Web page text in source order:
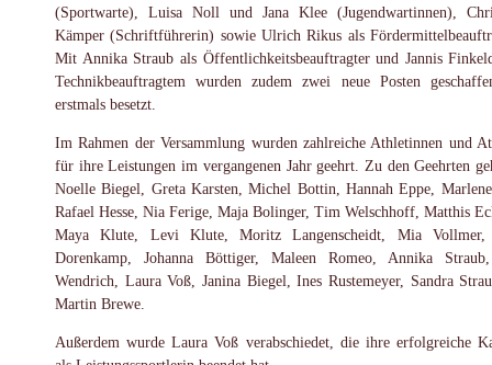
(Sportwarte), Luisa Noll und Jana Klee (Jugendwartinnen),
Kämper (Schriftführerin) sowie Ulrich Rikus als
Mit Annika Straub als Öffentlichkeitsbeauftragter und Jannis
Technikbeauftragtem wurden zudem zwei neue Posten
erstmals besetzt.
Im Rahmen der Versammlung wurden zahlreiche Athletinnen und
für ihre Leistungen im vergangenen Jahr geehrt. Zu den Geehrten
Noelle Biegel, Greta Karsten, Michel Bottin, Hannah Eppe,
Rafael Hesse, Nia Ferige, Maja Bolinger, Tim Welschhoff, Matthis
Maya Klute, Levi Klute, Moritz Langenscheidt, Mia Vollmer,
Dorenkamp, Johanna Böttiger, Maleen Romeo, Annika
Wendrich, Laura Voß, Janina Biegel, Ines Rustemeyer, Sandra
Martin Brewe.
Außerdem wurde Laura Voß verabschiedet, die ihre erfolgreiche